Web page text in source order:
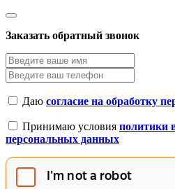
Заказать обратный звонок
Даю согласие на обработку
Принимаю условия политики
персональных данных